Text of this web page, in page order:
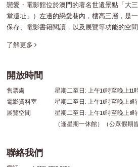
戀愛・電影館位於澳門的著名世遺景點「大
堂遺址」）左邊的戀愛巷內，樓高三層，是
保存、電影書籍閱讀，以及展覽等功能的空間
了解更多
開放時間
售票處
星期二至日: 上午10時至晚上11
電影資料室
星期二至日: 上午10時至晚上8時
展覽空間
星期二至日: 上午10時至晚上8時
（逢星期一休館）（公眾假期
聯絡我們